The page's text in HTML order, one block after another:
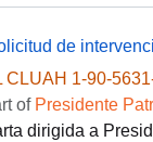
de
CLUAH 1-90-
of Presidente
dirigida a